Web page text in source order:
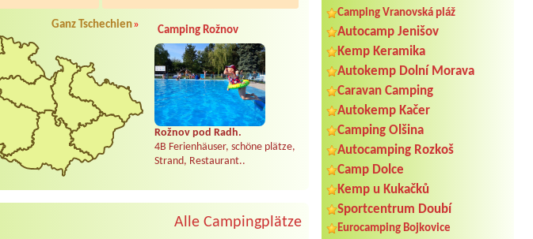
Camping Vranovská pláž
Autocamp Jenišov
Kemp Keramika
Autokemp Dolní Morava
Caravan Camping
Autokemp Kačer
Camping Olšina
Autocamping Rozkoš
Camp Dolce
Kemp u Kukačků
Sportcentrum Doubí
Eurocamping Bojkovice
Ganz Tschechien» Camping Rožnov
Rožnov pod Radh.
4B Ferienhäuser, schöne plätze,
Strand, Restaurant..
Alle Campingplätze